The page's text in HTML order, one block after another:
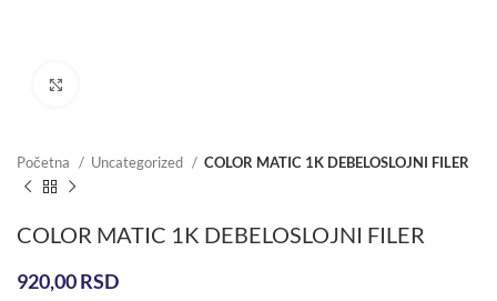
Početna Uncategorized COLOR MATIC 1K DEBELOSLOJNI FILER
COLOR MATIC 1K DEBELOSLOJNI FILER
920,00RSD